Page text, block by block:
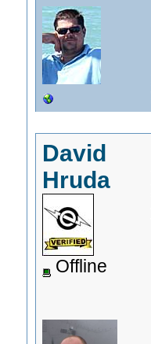
David
Hruda
Offline